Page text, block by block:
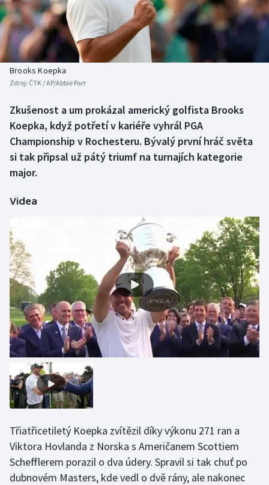
Baseball a softbal
Basketbal
Biatlon
Box
Curling
Futsal
Golf
Gymnastika
Házená
Jezdectví
Judo
Lezení
Lyže a snowboard
Soutěže
Historické návraty
Aplikace ČT sport
Brooks Koepka
Zdroj: ČTK / AP/Abbie Parr
Zkušenost a um prokázal americký golfista Brooks
Koepka, když potřetí v kariéře vyhrál PGA
Championship v Rochesteru. Bývalý první hráč světa
si tak připsal už pátý triumf na turnajích kategorie
major.
Videa
Třiatřicetiletý Koepka zvítězil díky výkonu 271 ran a
Viktora Hovlanda z Norska s Američanem Scottiem
Schefflerem porazil o dva údery. Spravil si tak chuť po
dubnovém Masters, kde vedl o dvě rány, ale nakonec